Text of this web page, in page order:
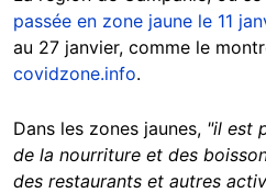
passée en zone jaune le 11
au 27 janvier, comme le
covidzone.info.
Dans les zones jaunes, "il est
de la nourriture et des
des restaurants et autres